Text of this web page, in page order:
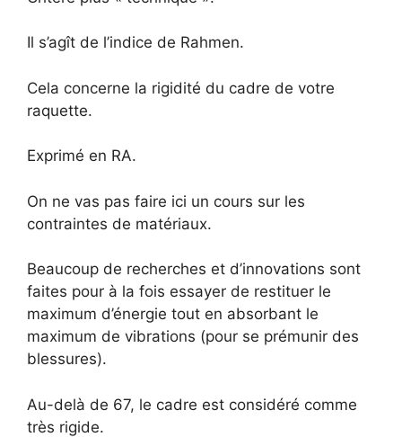
Il s’agît de l’indice de Rahmen.
Cela concerne la rigidité du cadre de votre
raquette.
Exprimé en RA.
On ne vas pas faire ici un cours sur les
contraintes de matériaux.
Beaucoup de recherches et d’innovations sont
faites pour à la fois essayer de restituer le
maximum d’énergie tout en absorbant le
maximum de vibrations (pour se prémunir des
blessures).
Au-delà de 67, le cadre est considéré comme
très rigide.